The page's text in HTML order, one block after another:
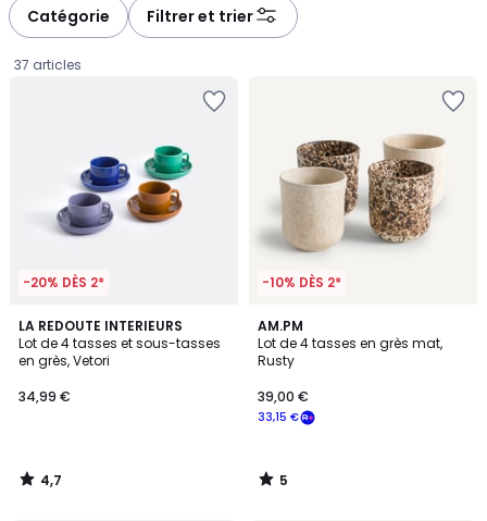
Catégorie Filtrer et trier
37 articles
-20% DÈS 2*
LA REDOUTE INTERIEURS
Lot de 4 tasses et sous-tasses
en grès, Vetori
€.
34,99 €
4,7
/ 5
4,7
/
-10% DÈS 2*
AM.PM
Lot de 4 tasses en grès mat,
Rusty
33,15 €
39,00 €
5
/
5
5
/